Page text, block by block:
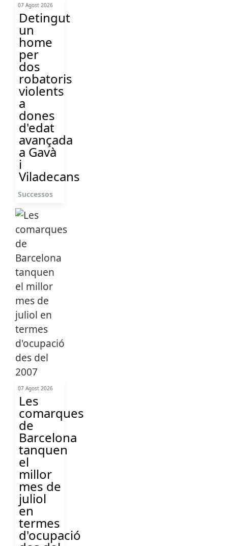
07 Agost 2026
Detingut
un
home
per
dos
robatoris
violents
a
dones
d'edat
avançada
a Gavà
i
Viladecans
Successos
07 Agost 2026
Les
comarques
de
Barcelona
tanquen
el
millor
mes de
juliol
en
termes
d'ocupació